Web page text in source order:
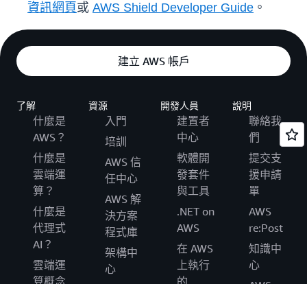
資訊網頁或 AWS Shield Developer Guide 。
建立 AWS 帳戶
了解
什麼是
AWS？
什麼是
雲端運
算？
什麼是
代理式
AI？
雲端運
資源
入門
培訓
AWS 信
任中心
AWS 解
決方案
程式庫
架構中
心
開發人員
建置者
中心
軟體開
發套件
與工具
.NET on
AWS
在 AWS
上執行
說明
聯絡我
們
提交支
援申請
單
AWS
re:Post
知識中
心